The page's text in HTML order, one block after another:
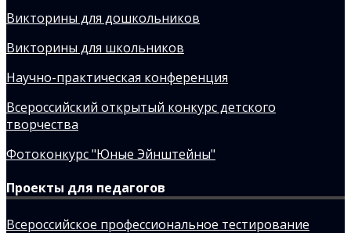
Викторины для дошкольников
Викторины для школьников
Научно-практическая конференция
Всероссийский открытый конкурс детского
творчества
Фотоконкурс "Юные Эйнштейны"
Проекты для педагогов
Всероссийское профессиональное тестирование